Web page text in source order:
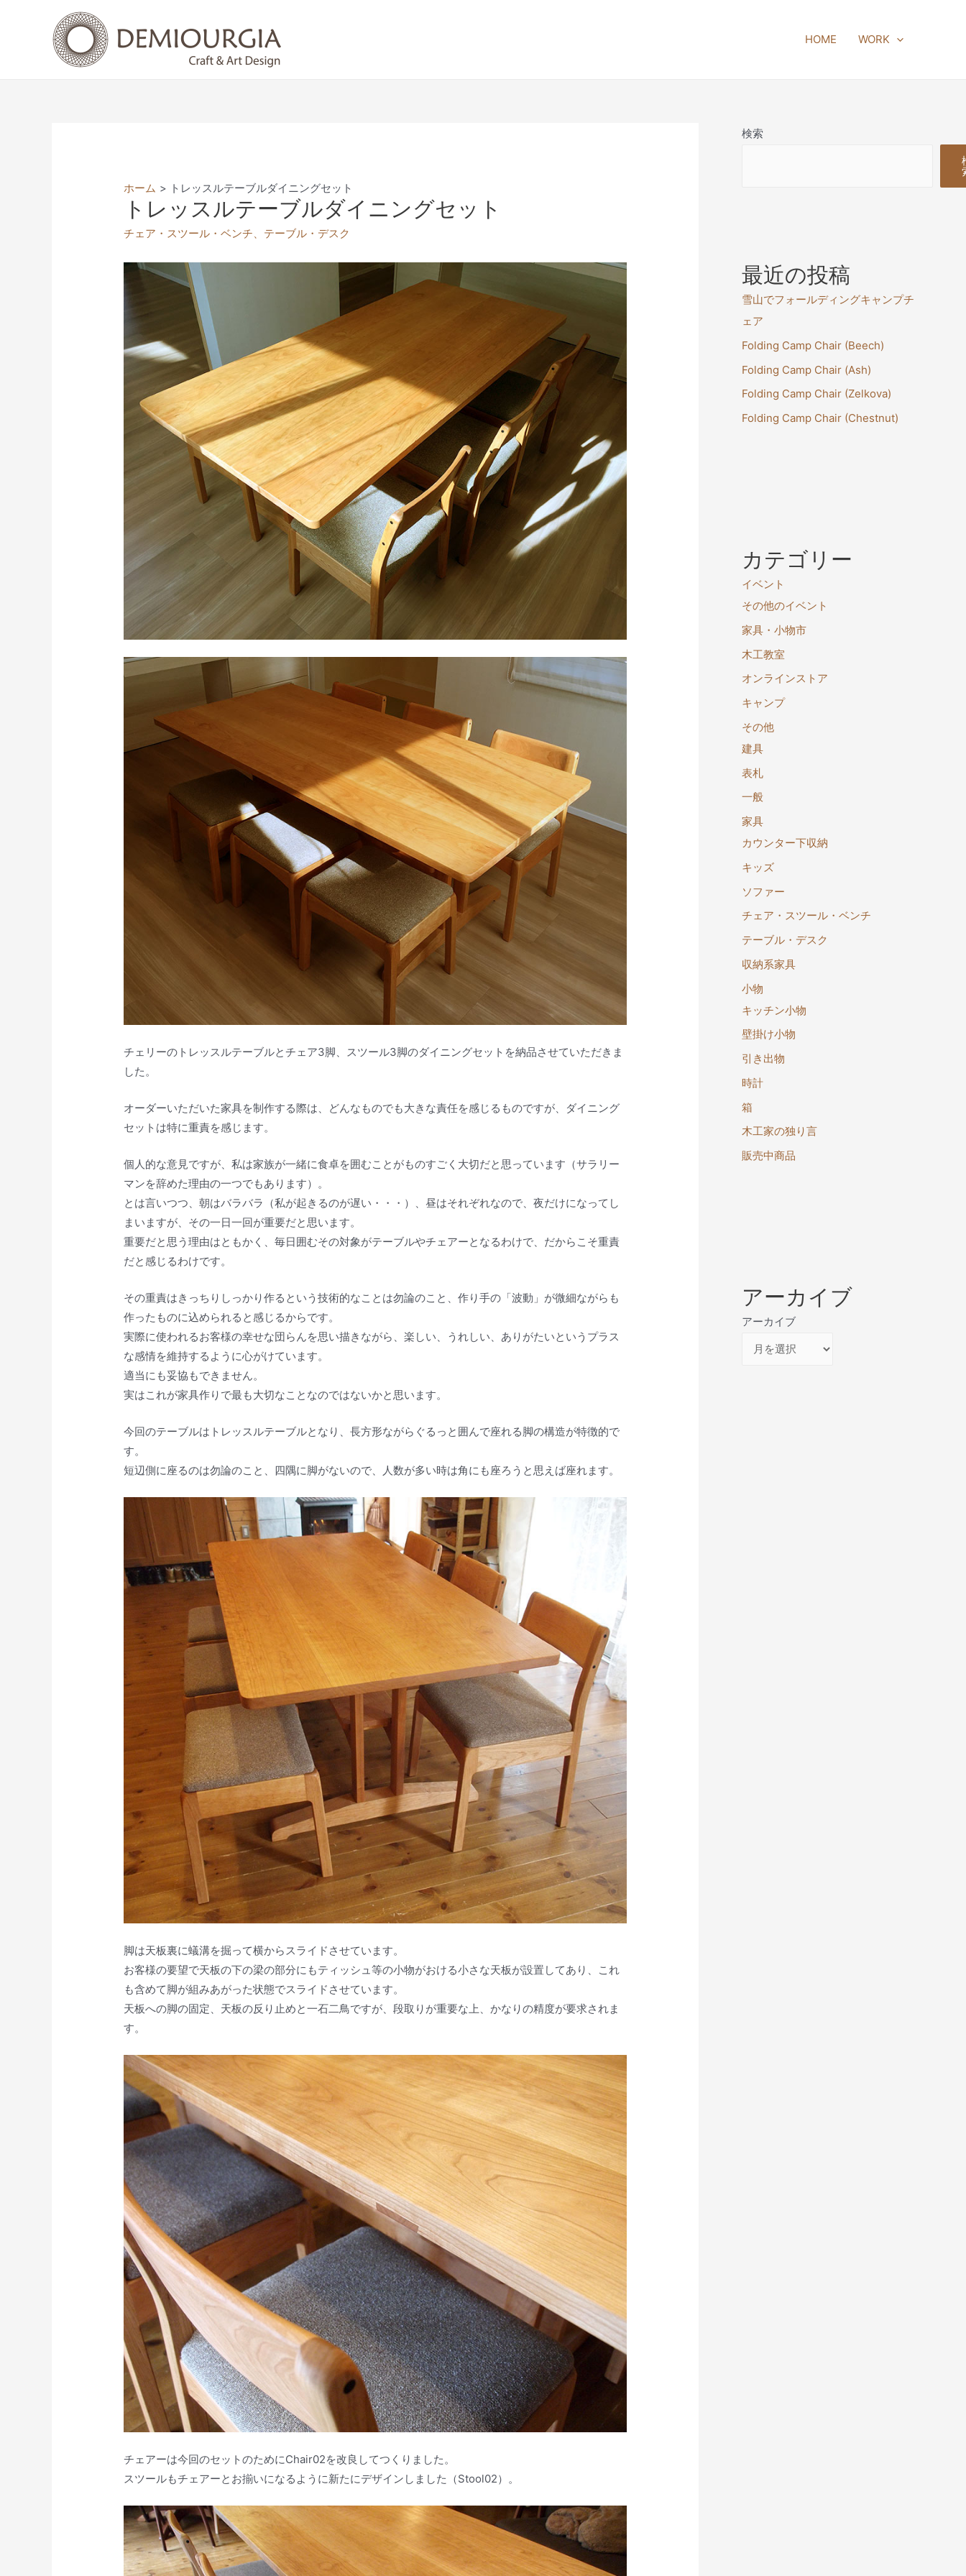
HOME WORK
ホーム トレッスルテーブルダイニングセット
トレッスルテーブルダイニングセット
チェア・スツール・ベンチ、 テーブル・デスク
チェリーのトレッスルテーブルとチェア3脚、スツール3脚のダイニングセットを納品させていただきま
した。
オーダーいただいた家具を制作する際は、どんなものでも大きな責任を感じるものですが、ダイニング
セットは特に重責を感じます。
個人的な意見ですが、私は家族が一緒に食卓を囲むことがものすごく大切だと思っています（サラリー
マンを辞めた理由の一つでもあります）。
とは言いつつ、朝はバラバラ（私が起きるのが遅い・・・）、昼はそれぞれなので、夜だけになってし
まいますが、その一日一回が重要だと思います。
重要だと思う理由はともかく、毎日囲むその対象がテーブルやチェアーとなるわけで、だからこそ重責
だと感じるわけです。
その重責はきっちりしっかり作るという技術的なことは勿論のこと、作り手の「波動」が微細ながらも
作ったものに込められると感じるからです。
実際に使われるお客様の幸せな団らんを思い描きながら、楽しい、うれしい、ありがたいというプラス
な感情を維持するように心がけています。
適当にも妥協もできません。
実はこれが家具作りで最も大切なことなのではないかと思います。
今回のテーブルはトレッスルテーブルとなり、長方形ながらぐるっと囲んで座れる脚の構造が特徴的で
す。
短辺側に座るのは勿論のこと、四隅に脚がないので、人数が多い時は角にも座ろうと思えば座れます。
脚は天板裏に蟻溝を掘って横からスライドさせています。
お客様の要望で天板の下の梁の部分にもティッシュ等の小物がおける小さな天板が設置してあり、これ
も含めて脚が組みあがった状態でスライドさせています。
天板への脚の固定、天板の反り止めと一石二鳥ですが、段取りが重要な上、かなりの精度が要求されま
す。
チェアーは今回のセットのためにChair02を改良してつくりました。
スツールもチェアーとお揃いになるように新たにデザインしました（Stool02）。
検索
最近の投稿
雪山でフォールディングキャンプチ
ェア
Folding Camp Chair (Beech)
Folding Camp Chair (Ash)
Folding Camp Chair (Zelkova)
Folding Camp Chair (Chestnut)
カテゴリー
イベント
その他のイベント
家具・小物市
木工教室
オンラインストア
キャンプ
その他
建具
表札
一般
家具
カウンター下収納
キッズ
ソファー
チェア・スツール・ベンチ
テーブル・デスク
収納系家具
小物
キッチン小物
壁掛け小物
引き出物
時計
箱
木工家の独り言
販売中商品
アーカイブ
アーカイブ